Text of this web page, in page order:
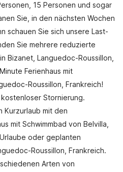
15 Personen und sogar
Sie, in den nächsten Wochen
schauen Sie sich unsere Last-
Sie mehrere reduzierte
Bizanet, Languedoc-Roussillon,
Ferienhaus mit
Roussillon, Frankreich!
Stornierung.
Kurzurlaub mit den
mit Schwimmbad von Belvilla,
oder geplanten
Roussillon, Frankreich.
Arten von